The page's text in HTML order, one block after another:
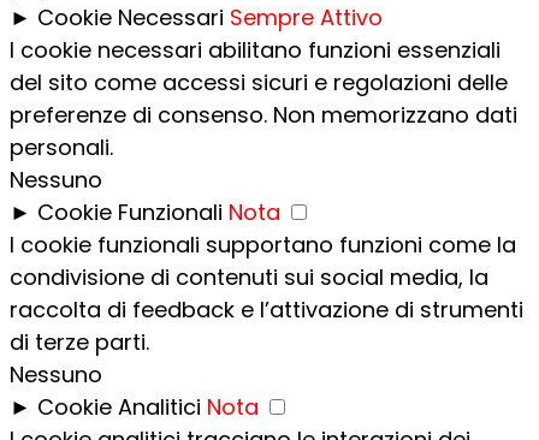
► Cookie Necessari Sempre Attivo
I cookie necessari abilitano funzioni essenziali
del sito come accessi sicuri e regolazioni delle
preferenze di consenso. Non memorizzano dati
personali.
Nessuno
► Cookie Funzionali Nota
I cookie funzionali supportano funzioni come la
condivisione di contenuti sui social media, la
raccolta di feedback e l’attivazione di strumenti
di terze parti.
Nessuno
► Cookie Analitici Nota